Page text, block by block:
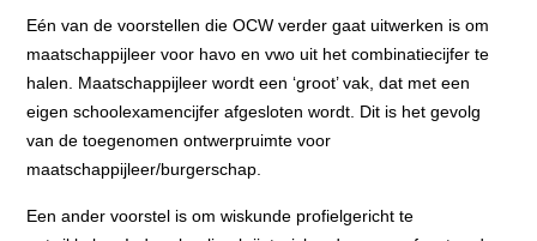
Eén van de voorstellen die OCW verder gaat uitwerken is om
maatschappijleer voor havo en vwo uit het combinatiecijfer te
halen. Maatschappijleer wordt een ‘groot’ vak, dat met een
eigen schoolexamencijfer afgesloten wordt. Dit is het gevolg
van de toegenomen ontwerpruimte voor
maatschappijleer/burgerschap.
Een ander voorstel is om wiskunde profielgericht te